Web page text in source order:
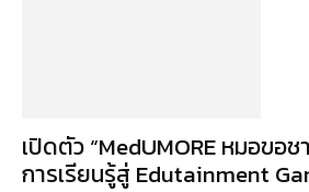
เปิดตัว “MedUMORE หมอขอ
การเรียนรู้สู่ Edutainment